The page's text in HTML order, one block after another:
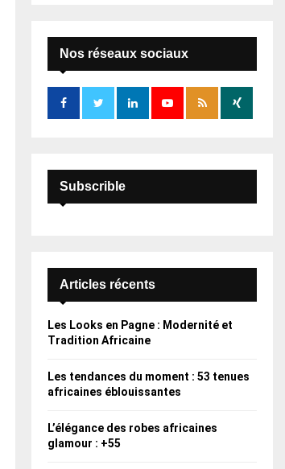
:
E
A
R
Nos réseaux sociaux
Subscrible
Articles récents
Les Looks en Pagne : Modernité et
Tradition Africaine
Les tendances du moment : 53 tenues
africaines éblouissantes
L’élégance des robes africaines
glamour : +55